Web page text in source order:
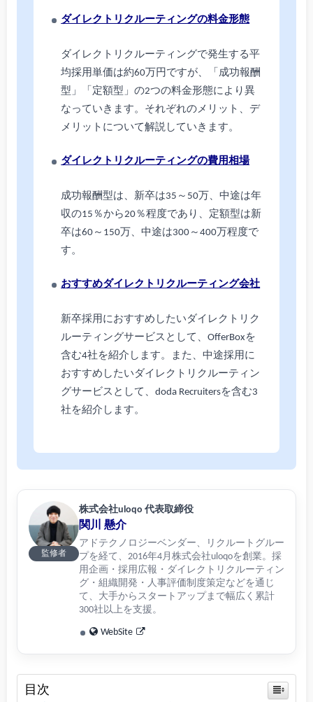
ダイレクトリクルーティングの料金形態
ダイレクトリクルーティングで発生する平
均採用単価は約60万円ですが、「成功報酬
型」「定額型」の2つの料金形態により異
なっていきます。それぞれのメリット、デ
メリットについて解説していきます。
ダイレクトリクルーティングの費用相場
成功報酬型は、新卒は35～50万、中途は年
収の15％から20％程度であり、定額型は新
卒は60～150万、中途は300～400万程度で
す。
おすすめダイレクトリクルーティング会社
新卒採用におすすめしたいダイレクトリク
ルーティングサービスとして、OfferBoxを
含む4社を紹介します。また、中途採用に
おすすめしたいダイレクトリクルーティン
グサービスとして、doda Recruitersを含む3
社を紹介します。
監修者
株式会社uloqo 代表取締役
関川 懸介
アドテクノロジーベンダー、リクルートグルー
プを経て、2016年4月株式会社uloqoを創業。採
用企画・採用広報・ダイレクトリクルーティン
グ・組織開発・人事評価制度策定などを通じ
て、大手からスタートアップまで幅広く累計
300社以上を支援。
WebSite
目次